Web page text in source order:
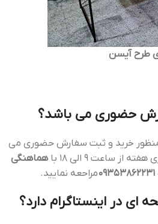
طرح آیسن
منظور خرید و ثبت سفارش حضوری می
از ساعت 9 الی 18 با
هماهنگی
09353862231مراحعه نمایید.